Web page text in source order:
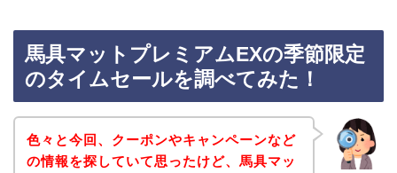
馬具マットプレミアムEXの季節限定
のタイムセールを調べてみた！
色々と今回、クーポンやキャンペーンなど
の情報を探していて思ったけど、馬具マッ